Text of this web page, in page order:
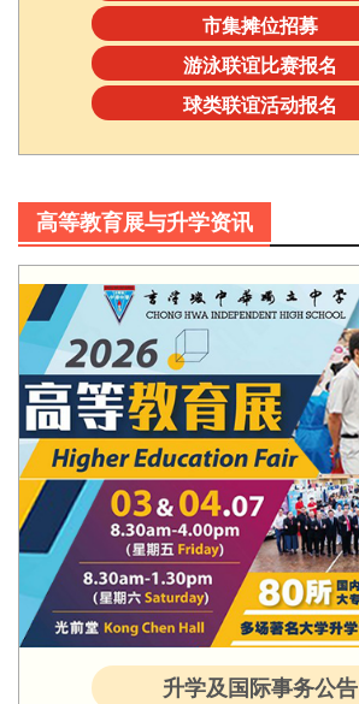
市集摊位招募
游泳联谊比赛报名
球类联谊活动报名
高等教育展与升学资讯
升学及国际事务公告